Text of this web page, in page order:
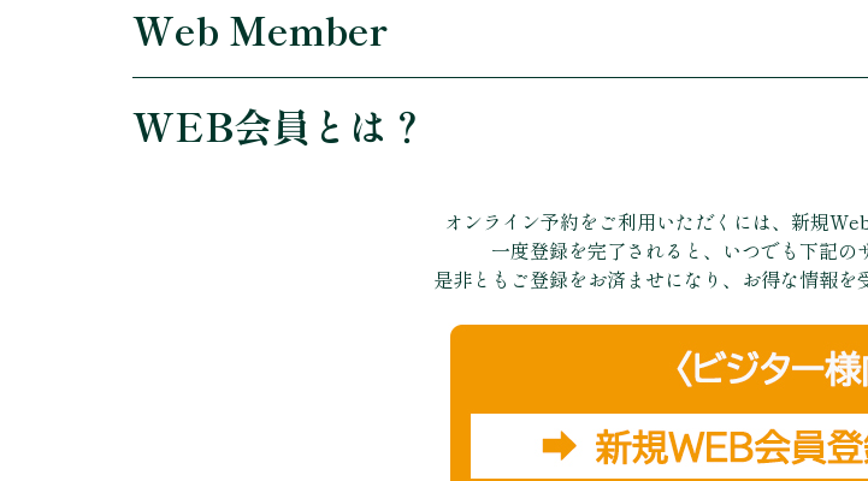
Web Member
WEB会員とは？
オンライン予約をご利用いただくには、新規
一度登録を完了されると、いつでも下記の
是非ともご登録をお済ませになり、お得な情報を